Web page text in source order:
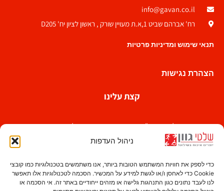
ניהול העדפות
כדי לספק את חוויות המשתמש הטובות ביותר, אנו משתמשים בטכנולוגיות כמו קובצי
Cookie כדי לאחסן ו/או לגשת למידע על המכשיר. הסכמה לטכנולוגיות אלו תאפשר
לנו לעבד נתונים כגון התנהגות גלישה או מזהים ייחודיים באתר זה. אי הסכמה או
info@gavan.co.il
רח' אברהם שביט 1,א.ת מעויין שורק , ראשון לציון יח' D205
תנאי שימוש ומדיניות פרטיות
הצהרת נגישות
קצת עלינו
חברת שלטי גוון בע"מ הינה אחת מחברות השילוט הוותיקות
בישראל החלה את דרכה בשנות השבעים . אצלנו נסיון
נאמנים לאורך שנים.